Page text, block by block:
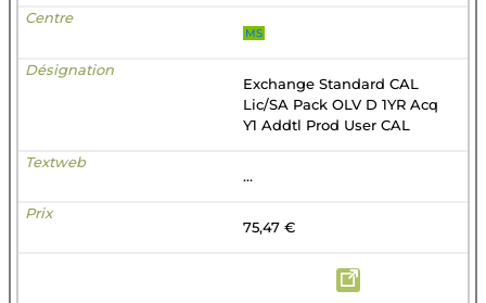
MS
Exchange Standard CAL
Lic/SA Pack OLV D 1YR Acq
Y1 Addtl Prod User CAL
...
75,47 €